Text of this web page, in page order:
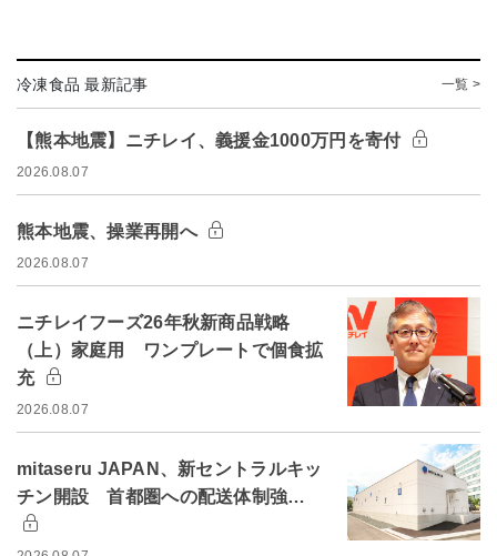
冷凍食品 最新記事 一覧 >
【熊本地震】ニチレイ、義援金1000万円を寄付
2026.08.07
熊本地震、操業再開へ
2026.08.07
ニチレイフーズ26年秋新商品戦略
（上）家庭用 ワンプレートで個食拡
充
2026.08.07
mitaseru JAPAN、新セントラルキッ
チン開設 首都圏への配送体制強…